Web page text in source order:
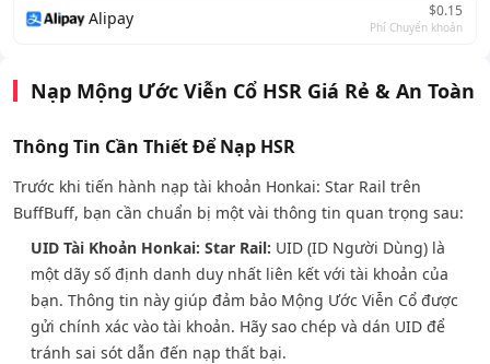
Alipay $0.15
Phí Chuyển khoản
Nạp Mộng Ước Viễn Cổ HSR Giá Rẻ & An Toàn
Thông Tin Cần Thiết Để Nạp HSR
Trước khi tiến hành nạp tài khoản Honkai: Star Rail trên
BuffBuff, bạn cần chuẩn bị một vài thông tin quan trọng sau:
UID Tài Khoản Honkai: Star Rail: UID (ID Người Dùng) là
một dãy số định danh duy nhất liên kết với tài khoản của
bạn. Thông tin này giúp đảm bảo Mộng Ước Viễn Cổ được
gửi chính xác vào tài khoản. Hãy sao chép và dán UID để
tránh sai sót dẫn đến nạp thất bại.